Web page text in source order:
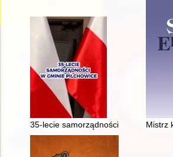
35-lecie samorządności w gminieMistrz